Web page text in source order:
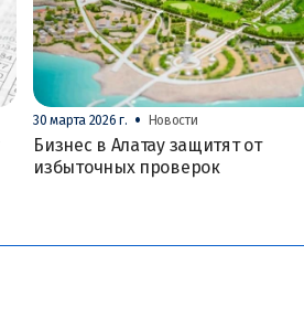
30 марта 2026 г. • Новости
Бизнес в Алатау защитят от
избыточных проверок